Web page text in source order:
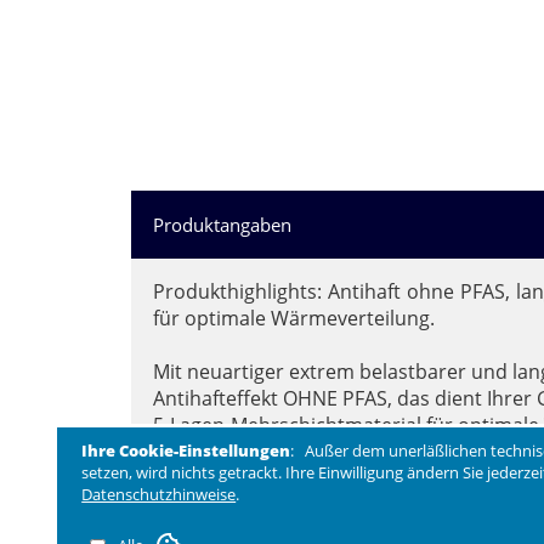
Ihre Cookie-Einstellungen: Außer dem unerläßlichen
setzen, wird nichts getrackt. Ihre Einwilligung ändern Sie
Datenschutzhinweise.
Produktangaben
Produkthighlights: Antihaft ohne PFAS,
für optimale Wärmeverteilung.
Mit neuartiger extrem belastbarer und
Antihafteffekt OHNE PFAS, das dient Ihrer
5-Lagen-Mehrschichtmaterial für
Benötigt nur geringe Menge an Bratfett
Für alle Herdarten inclusive Induktion
Backofenfest bis 400°C.
Sehr hohe Hitzebeständigkeit für